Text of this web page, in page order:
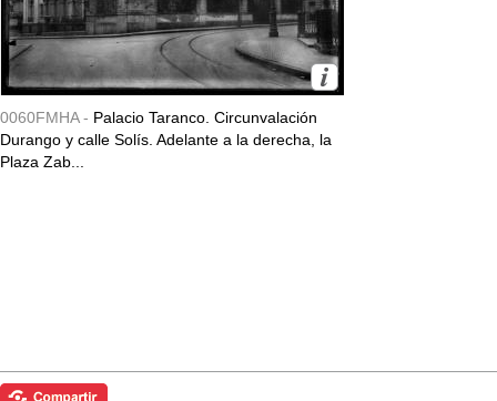
0060FMHA - Palacio Taranco. Circunvalación
Durango y calle Solís. Adelante a la derecha, la
Plaza Zab...